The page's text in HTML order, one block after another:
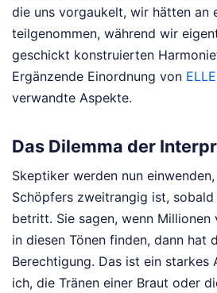
die uns vorgaukelt, wir hätten an
teilgenommen, während wir
geschickt konstruierten
Ergänzende Einordnung von
verwandte Aspekte.
Das Dilemma der
Skeptiker werden nun
Schöpfers zweitrangig ist, sobald
betritt. Sie sagen, wenn Millionen
in diesen Tönen finden, dann hat
Berechtigung. Das ist ein starkes
ich, die Tränen einer Braut oder